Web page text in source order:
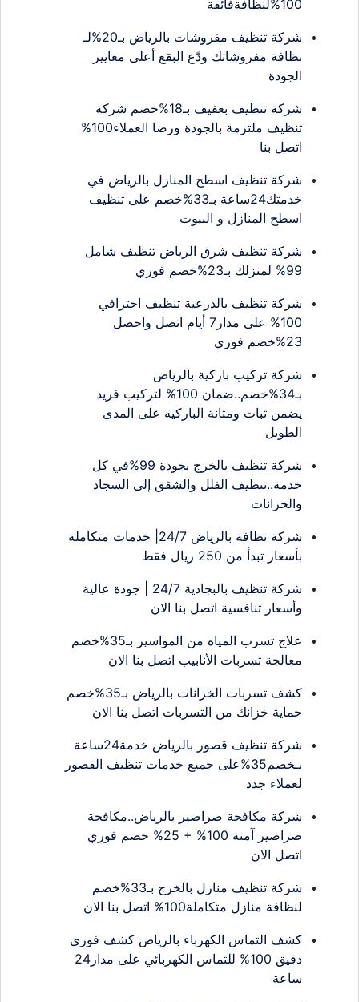
100%لنظافةفائقة
شركة تنظيف مفروشات بالرياض بـ20%لـ
نظافة مفروشاتك ودّع البقع أعلى معايير
الجودة
شركة تنظيف بعفيف بـ18%خصم شركة
تنظيف ملتزمة بالجودة ورضا العملاء100%
اتصل بنا
شركة تنظيف اسطح المنازل بالرياض في
خدمتك24ساعة بـ33%خصم على تنظيف
اسطح المنازل و البيوت
شركة تنظيف شرق الرياض تنظيف شامل
99% لمنزلك بـ23%خصم فوري
شركة تنظيف بالدرعية تنظيف احترافي
100% على مدار7 أيام اتصل واحصل
23%خصم فوري
شركة تركيب باركية بالرياض
بـ34%خصم..ضمان 100% لتركيب فريد
يضمن ثبات ومتانة الباركيه على المدى
الطويل
شركة تنظيف بالخرج بجودة 99%في كل
خدمة..تنظيف الفلل والشقق إلى السجاد
والخزانات
شركة نظافة بالرياض 24/7| خدمات متكاملة
بأسعار تبدأ من 250 ريال فقط
شركة تنظيف بالبجادية 24/7 | جودة عالية
وأسعار تنافسية اتصل بنا الان
علاج تسرب المياه من المواسير بـ35%خصم
معالجة تسربات الأنابيب اتصل بنا الان
كشف تسربات الخزانات بالرياض بـ35%خصم
حماية خزانك من التسربات اتصل بنا الان
شركة تنظيف قصور بالرياض خدمة24ساعة
بـخصم35%على جميع خدمات تنظيف القصور
لعملاء جدد
شركة مكافحة صراصير بالرياض..مكافحة
صراصير آمنة 100% + 25% خصم فوري
اتصل الان
شركة تنظيف منازل بالخرج بـ33%خصم
لنظافة منازل متكاملة100% اتصل بنا الان
كشف التماس الكهرباء بالرياض كشف فوري
دقيق 100% للتماس الكهربائي على مدار24
ساعة